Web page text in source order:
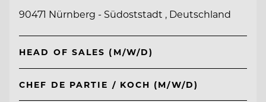
90471 Nürnberg - Südoststadt , Deutschland
HEAD OF SALES (M/W/D)
CHEF DE PARTIE / KOCH (M/W/D)